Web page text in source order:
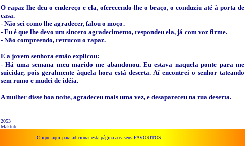
O rapaz lhe deu o endereço e ela, oferecendo-lhe o braço, o conduziu até à porta de
casa.
- Não sei como lhe agradecer, falou o moço.
- Eu é que lhe devo um sincero agradecimento, respondeu ela, já com voz firme.
- Não compreendo, retrucou o rapaz.
E a jovem senhora então explicou:
- Há uma semana meu marido me abandonou. Eu estava naquela ponte para me
suicidar, pois geralmente àquela hora está deserta. Aí encontrei o senhor tateando
sem rumo e mudei de idéia.
A mulher disse boa noite, agradeceu mais uma vez, e desapareceu na rua deserta.
2053
Maktub
Clique aqui para adicionar esta página aos seus FAVORITOS